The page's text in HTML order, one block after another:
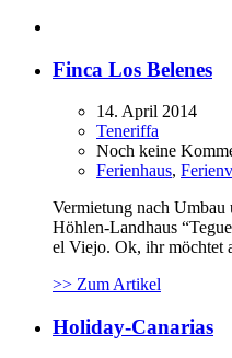
Finca Los Belenes
14. April 2014
Teneriffa
Noch keine
Ferienhaus,
Vermietung nach
Höhlen-Landhaus
el Viejo. Ok, ihr möchtet
>> Zum Artikel
Holiday-Canarias